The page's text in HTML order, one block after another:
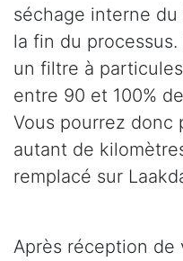
séchage interne
la fin du
un filtre à
entre 90 et 100%
Vous pourrez donc
autant de
remplacé sur
Après réception de